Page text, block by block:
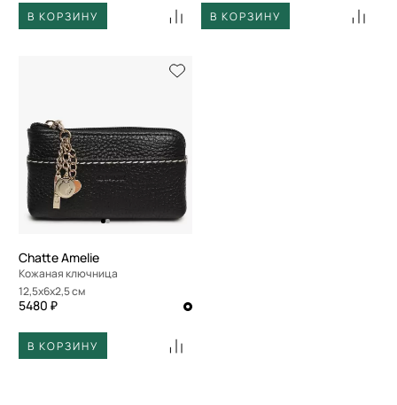
В КОРЗИНУ
В КОРЗИНУ
Chatte Amelie
Кожаная ключница
12,5x6x2,5 см
5480 ₽
В КОРЗИНУ